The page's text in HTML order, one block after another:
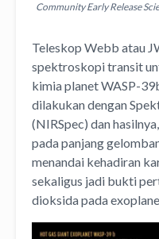
Community Early Release
Teleskop Webb atau
spektroskopi transit
kimia planet WASP-
dilakukan dengan
(NIRSpec) dan
pada panjang
menandai kehadiran
sekaligus jadi bukti
dioksida pada